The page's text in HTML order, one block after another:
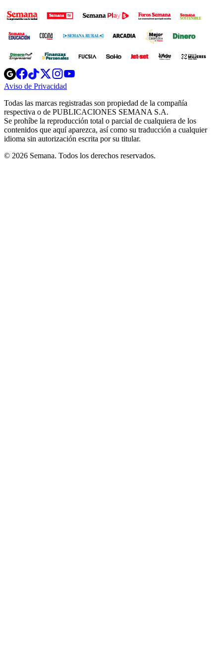
Opens
in
new
Opens
in
new
Opens
in
new
window
Opens
new
windowwindow
Aviso de Privacidad
new
window
Todas las marcas registradas son propiedad de la compañía
respectiva o de PUBLICACIONES SEMANA S.A.
Se prohíbe la reproducción total o parcial de cualquiera de los
contenidos que aquí aparezca, así como su traducción a cualquier
idioma sin autorización escrita por su titular.
© 2026 Semana. Todos los derechos reservados.